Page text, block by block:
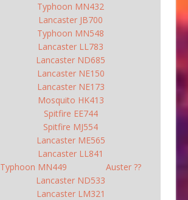
Typhoon MN432
Lancaster JB700
Typhoon MN548
Lancaster LL783
Lancaster ND685
Lancaster NE150
Lancaster NE173
Mosquito HK413
Spitfire EE744
Spitfire MJ554
Lancaster ME565
Lancaster LL841
Typhoon MN449
Auster ??
Lancaster ND533
Lancaster LM321